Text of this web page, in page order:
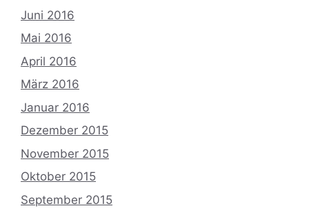
Juni 2016
Mai 2016
April 2016
März 2016
Januar 2016
Dezember 2015
November 2015
Oktober 2015
September 2015